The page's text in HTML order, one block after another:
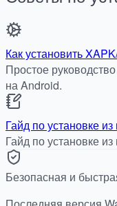
Как установить
Простое
на Android.
Гайд по установке
Гайд по установке
Безопасная и